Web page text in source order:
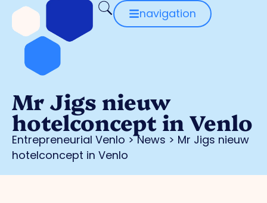
navigation
Mr Jigs nieuw
hotelconcept in Venlo
Entrepreneurial Venlo >News > Mr Jigs nieuw
hotelconcept in Venlo